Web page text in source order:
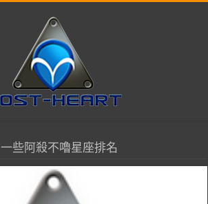
一些阿殺不嚕星座排名